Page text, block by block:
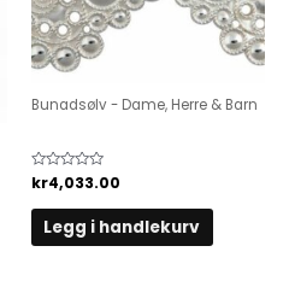
Bunadsølv - Dame, Herre & Barn
Vurdert
0
av
kr4,033.00
Legg i handlekurv